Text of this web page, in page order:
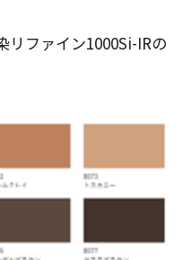
ファイン1000Si-IRの